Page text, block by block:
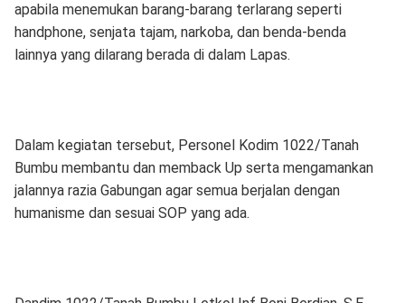
apabila menemukan barang-barang terlarang seperti
handphone, senjata tajam, narkoba, dan benda-benda
lainnya yang dilarang berada di dalam Lapas.
Dalam kegiatan tersebut, Personel Kodim 1022/Tanah
Bumbu membantu dan memback Up serta mengamankan
jalannya razia Gabungan agar semua berjalan dengan
humanisme dan sesuai SOP yang ada.